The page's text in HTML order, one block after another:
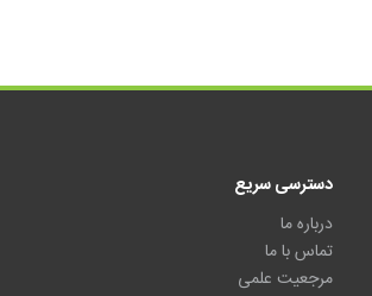
دسترسی سریع
درباره ما
تماس با ما
مرجعیت علمی